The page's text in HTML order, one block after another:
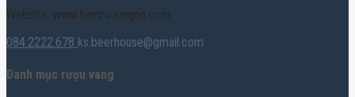
Website: www.hamruoungon.com
084.2222.678 ks.beerhouse@gmail.com
Danh mục rượu vang